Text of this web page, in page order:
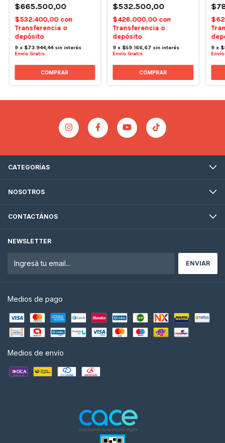
$665.500,00
$532.400,00 con
Transferencia o
depósito
9 x $73.944,44 sin interés
Envío Gratis
$532.500,00
$426.000,00 con
Transferencia o
depósito
9 x$59.166,67 sin interés
Envío Gratis
9 x
CATEGORÍAS
NOSOTROS
CONTACTÁNOS
NEWSLETTER
Medios de pago
Medios de envío